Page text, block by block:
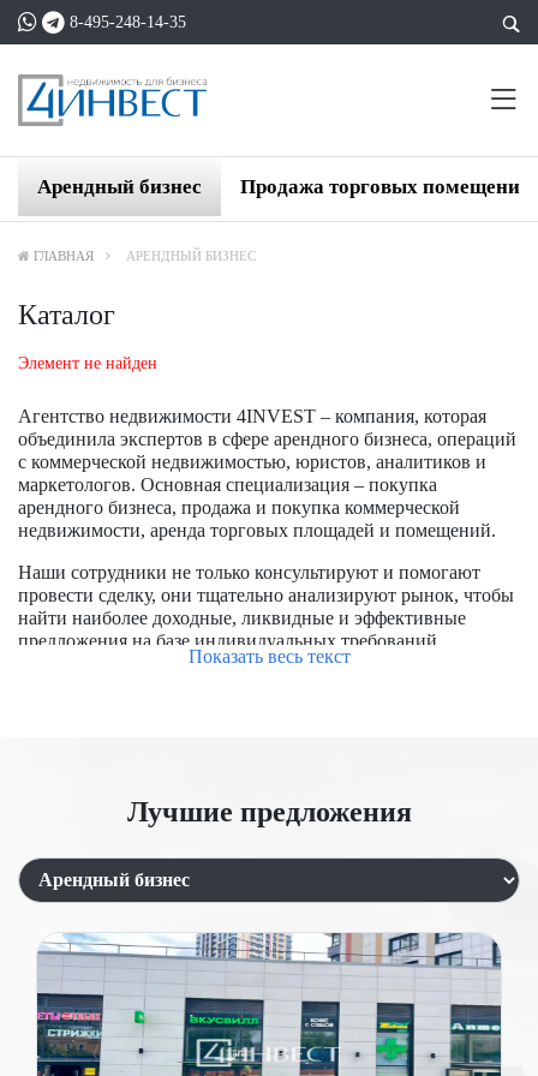
8-495-248-14-35
Арендный бизнес Продажа торговых помещений
ГЛАВНАЯ АРЕНДНЫЙ БИЗНЕС
Каталог
Элемент не найден
Агентство недвижимости 4INVEST – компания, которая
объединила экспертов в сфере арендного бизнеса, операций
с коммерческой недвижимостью, юристов, аналитиков и
маркетологов. Основная специализация – покупка
арендного бизнеса, продажа и покупка коммерческой
недвижимости, аренда торговых площадей и помещений.
Наши сотрудники не только консультируют и помогают
провести сделку, они тщательно анализируют рынок, чтобы
найти наиболее доходные, ликвидные и эффективные
предложения на базе индивидуальных требований
сделок, помогли купить и продать помещения для бизнеса и
Продажа торговых помещений с
Сдача коммерческой недвижимости в аренду является
одним из выгодных направлений. Этот вид деятельности
пользуется спросом, так как не у каждого арендатора есть
возможность сразу приобрести помещение под бизнес. В
центре Москвы арендный бизнес развит особенно хорошо,
однако услуги арендаторов обычно стоят дороже, чем в
Показать весь текст
Лучшие предложения